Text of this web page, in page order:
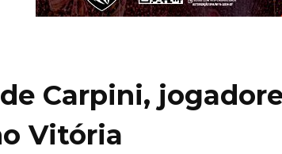
Carpini,
Vitória